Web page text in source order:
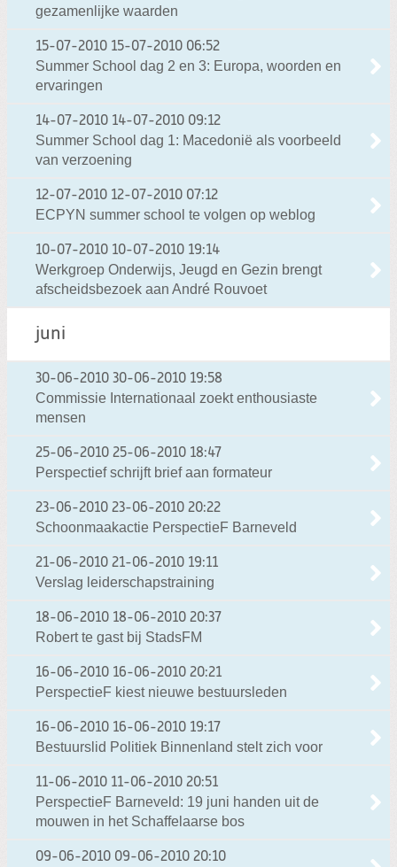
gezamenlijke waarden
15-07-2010 15-07-2010 06:52
Summer School dag 2 en 3: Europa, woorden en
ervaringen
14-07-2010 14-07-2010 09:12
Summer School dag 1: Macedonië als voorbeeld
van verzoening
12-07-2010 12-07-2010 07:12
ECPYN summer school te volgen op weblog
10-07-2010 10-07-2010 19:14
Werkgroep Onderwijs, Jeugd en Gezin brengt
afscheidsbezoek aan André Rouvoet
juni
30-06-2010 30-06-2010 19:58
Commissie Internationaal zoekt enthousiaste
mensen
25-06-2010 25-06-2010 18:47
Perspectief schrijft brief aan formateur
23-06-2010 23-06-2010 20:22
Schoonmaakactie PerspectieF Barneveld
21-06-2010 21-06-2010 19:11
Verslag leiderschapstraining
18-06-2010 18-06-2010 20:37
Robert te gast bij StadsFM
16-06-2010 16-06-2010 20:21
PerspectieF kiest nieuwe bestuursleden
16-06-2010 16-06-2010 19:17
Bestuurslid Politiek Binnenland stelt zich voor
11-06-2010 11-06-2010 20:51
PerspectieF Barneveld: 19 juni handen uit de
mouwen in het Schaffelaarse bos
09-06-2010 09-06-2010 20:10